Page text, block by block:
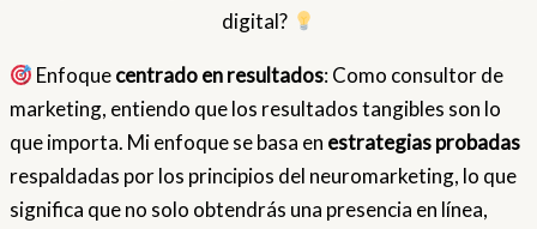
digital?
Enfoquecentrado en resultados: Como consultor de
marketing, entiendo que los resultados tangibles son lo
que importa. Mi enfoque se basa en estrategias probadas
respaldadas por los principios del neuromarketing, lo que
significa que no solo obtendrás una presencia en línea,